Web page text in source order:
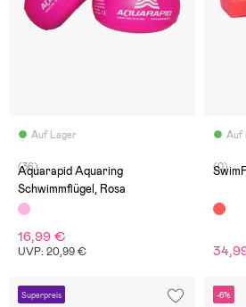
Auf Lager
(36)
Aquarapid Aquaring
Schwimmflügel, Rosa
16,99 €
UVP: 20,99 €
Auf
(0)
Superpreis -6%